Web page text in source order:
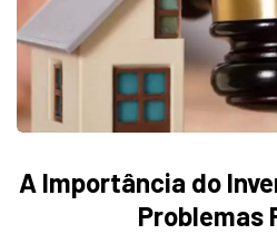
A Importância do
Problemas